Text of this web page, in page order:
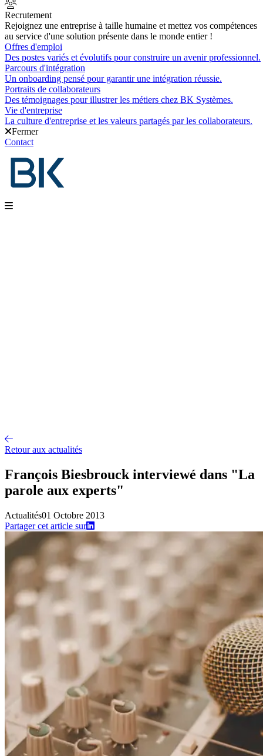
Recrutement
Rejoignez une entreprise à taille humaine et mettez vos compétences
au service d'une solution présente dans le monde entier !
Offres d'emploi
Des postes variés et évolutifs pour construire un avenir professionnel.
Parcours d'intégration
Un onboarding pensé pour garantir une intégration réussie.
Portraits de collaborateurs
Des témoignages pour illustrer les métiers chez BK Systèmes.
Vie d'entreprise
La culture d'entreprise et les valeurs partagés par les collaborateurs.
Fermer
Contact
Retour aux actualités
François Biesbrouck interviewé dans "La
parole aux experts"
Actualités01 Octobre 2013
Partager cet article sur